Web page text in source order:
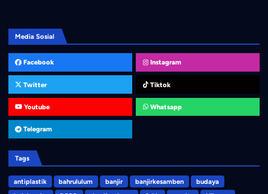
Media Sosial
Facebook Instagram
Twitter Tiktok
Youtube Whatsapp
Telegram
Tags
antiplastik bahrululum banjir banjirkesamben
budaya